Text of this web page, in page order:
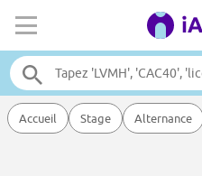
Accueil Stage Alternance